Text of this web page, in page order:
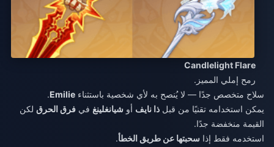
Candlelight Flare
رمح إملي المميز.
سلاح متخصص جدًا — لا يُنصح به لأي شخصية باستثناء Emilie
.
يمكن استخدامه تقنيًا من قبل ذا نايف أو شيانغلينغ في فرق الحرق لكن
القيمة منخفضة جدًا.
استخدمه فقط إذا سحبتها عن طريق الخطأ.